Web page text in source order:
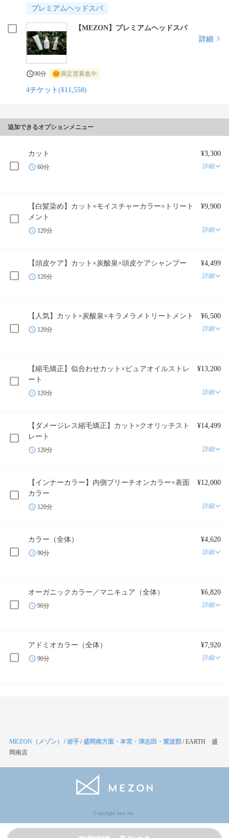
プレミアムヘッドスパ
【MEZON】プレミアムヘッドスパ
詳細
90分 満足度募集中
4チケット(¥11,550)
追加できるオプションメニュー
カット ¥3,300
60分 詳細
【白髪染め】カット×モイスチャーカラー×トリート
メント
¥9,900
120分 詳細
【頭皮ケア】カット×炭酸泉×頭皮ケアシャンプー ¥4,499
120分 詳細
【人気】カット×炭酸泉×キラメラメトリートメント ¥6,500
120分 詳細
【縮毛矯正】似合わせカット×ピュアオイルストレ
ート
¥13,200
120分 詳細
【ダメージレス縮毛矯正】カット×クオリッチスト
レート
¥14,499
120分 詳細
【インナーカラー】内側ブリーチオンカラー×表面
カラー
¥12,000
120分 詳細
カラー（全体） ¥4,620
90分 詳細
オーガニックカラー／マニキュア（全体） ¥6,820
90分 詳細
アドミオカラー（全体） ¥7,920
90分 詳細
MEZON（メゾン） /岩手/盛岡南方面・本宮・津志田・紫波郡/EARTH 盛
岡南店
Copyright Jocy inc.